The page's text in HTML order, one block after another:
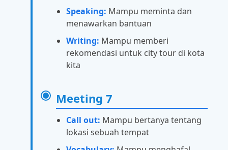
Speaking: Mampu meminta dan
menawarkan bantuan
Writing: Mampu memberi
rekomendasi untuk city tour di kota
kita
Meeting 7
Call out: Mampu bertanya tentang
lokasi sebuah tempat